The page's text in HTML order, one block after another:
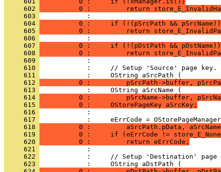
     602
0 :         return
     603
     604
          0 :     if (!(pSrcPath && pSrcName))
     605
0 :         return
     606
     607
          0 :     if (!(pDstPath && pDstName))
     608
0 :         return
     609
     610
     611
     612
0 :         pSrcPath->buffer,
     613
     614
0 :         pSrcName->buffer,
     615
          0 :     OStorePageKey aSrcKey;
     616
     617
     618
0 :         aSrcPath.pData,
     619
0 :     if (eErrCode !=
     620
          0 :         return eErrCode;
     621
     622
     623